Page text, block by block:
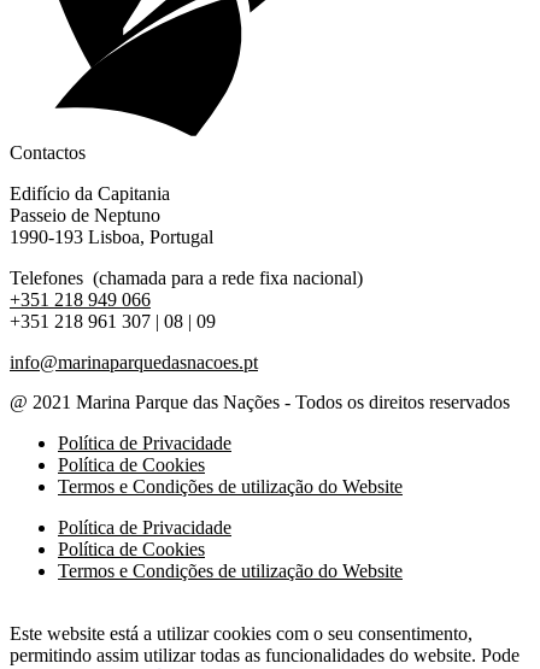
Contactos
Edifício da Capitania
Passeio de Neptuno
1990-193 Lisboa, Portugal
Telefones (chamada para a rede fixa nacional)
+351 218 949 066
+351 218 961 307 | 08 | 09
info@marinaparquedasnacoes.pt
@ 2021 Marina Parque das Nações - Todos os direitos reservados
Política de Privacidade
Política de Cookies
Termos e Condições de utilização do Website
Política de Privacidade
Política de Cookies
Termos e Condições de utilização do Website
Este website está a utilizar cookies com o seu consentimento,
permitindo assim utilizar todas as funcionalidades do website. Pode